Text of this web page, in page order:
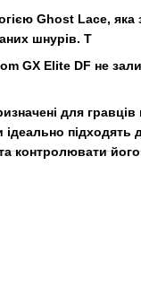
Ghost Lace, яка
шнурів. Т
GX Elite DF не
для гравців
підходять
контролювати